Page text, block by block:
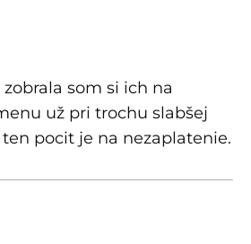
5 z 5 hviezdičiek
som si ich na
už pri trochu slabšej
pocit je na nezaplatenie.